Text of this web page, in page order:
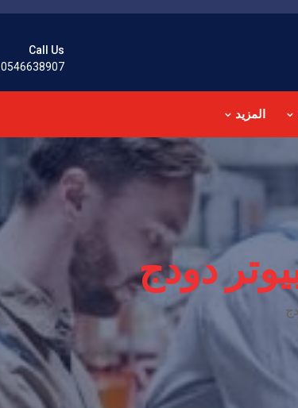
Call Us
0546638907
المزيد
دودج